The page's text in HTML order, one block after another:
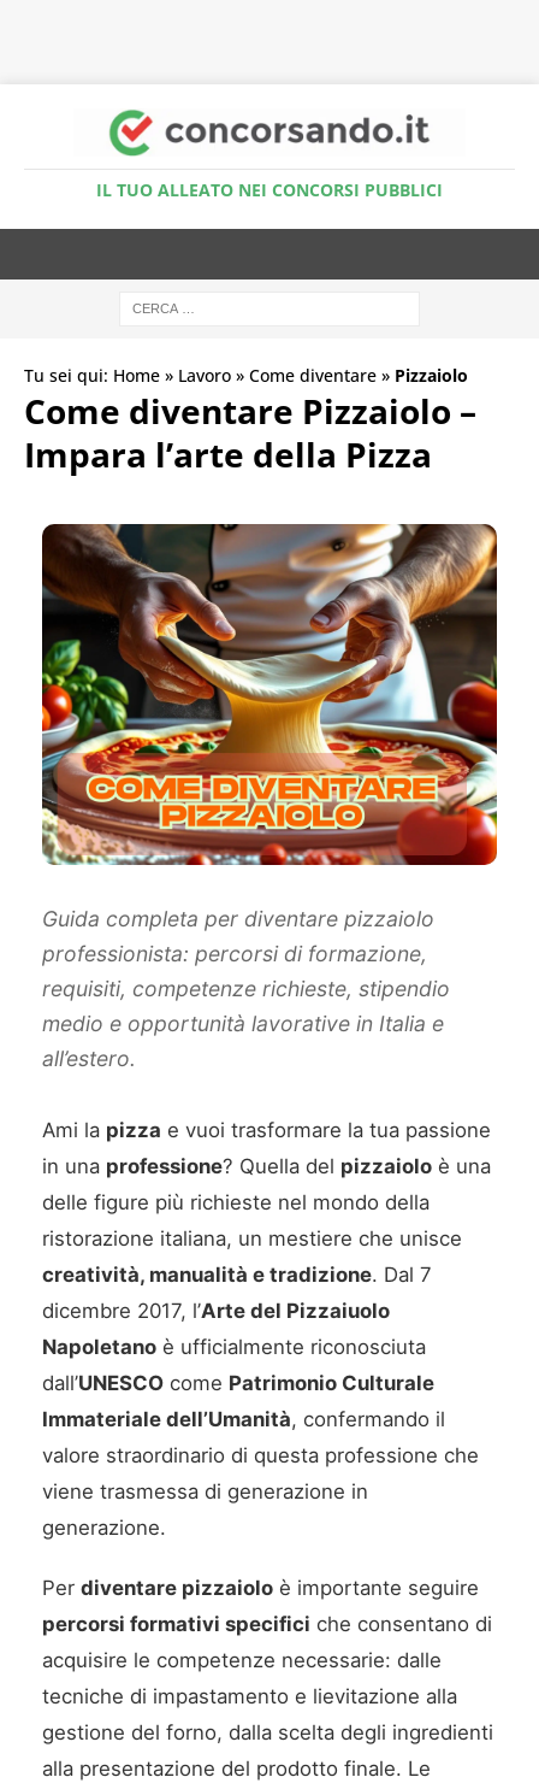
IL TUO ALLEATO NEI CONCORSI PUBBLICI
Tu sei qui: Home » Lavoro » Come diventare » Pizzaiolo
Come diventare Pizzaiolo –
Impara l’arte della Pizza
Guida completa per diventare pizzaiolo
professionista: percorsi di formazione,
requisiti, competenze richieste, stipendio
medio e opportunità lavorative in Italia e
all’estero.
Ami la pizza e vuoi trasformare la tua passione
in una professione? Quella del pizzaiolo è una
delle figure più richieste nel mondo della
ristorazione italiana, un mestiere che unisce
creatività, manualità e tradizione. Dal 7
dicembre 2017, l’Arte del Pizzaiuolo
Napoletano è ufficialmente riconosciuta
dall’UNESCO come Patrimonio Culturale
Immateriale dell’Umanità, confermando il
valore straordinario di questa professione che
viene trasmessa di generazione in
generazione.
Per diventare pizzaiolo è importante seguire
percorsi formativi specifici che consentano di
acquisire le competenze necessarie: dalle
tecniche di impastamento e lievitazione alla
gestione del forno, dalla scelta degli ingredienti
alla presentazione del prodotto finale. Le